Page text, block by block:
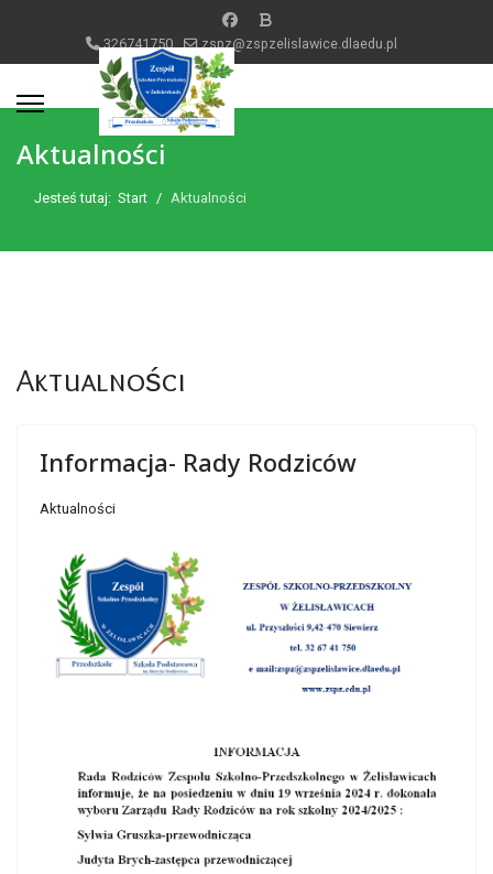
326741750 zspz@zspzelislawice.dlaedu.pl
Aktualności
Jesteś tutaj: Start Aktualności
Aktualności
Informacja- Rady Rodziców
Aktualności